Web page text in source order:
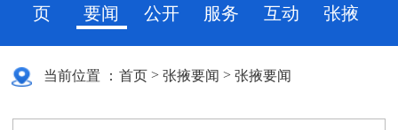
页
要闻
公开
服务
互动
张掖
当前位置 ： 首页 >张掖要闻 >张掖要闻